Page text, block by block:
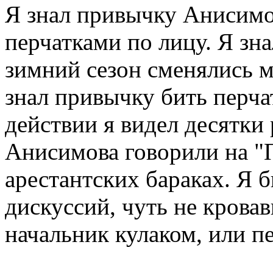
Я знал привычку
перчатками по лицу. Я
зимний сезон сменялись
знал привычку бить
действии я видел
Анисимова говорили на
арестантских бараках. Я
дискуссий, чуть не
начальник кулаком, или